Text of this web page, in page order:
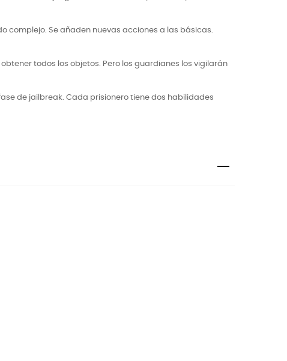
complejo. Se añaden nuevas acciones a las básicas.
todos los objetos. Pero los guardianes los vigilarán
de jailbreak. Cada prisionero tiene dos habilidades